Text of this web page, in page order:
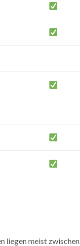
liegen meist zwischen